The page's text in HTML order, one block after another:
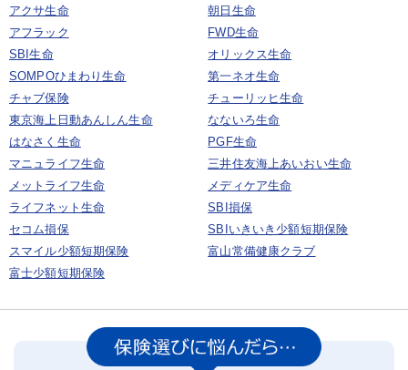
アクサ生命
朝日生命
アフラック
FWD生命
SBI生命
オリックス生命
SOMPOひまわり生命
第一ネオ生命
チャブ保険
チューリッヒ生命
東京海上日動あんしん生命
なないろ生命
はなさく生命
PGF生命
マニュライフ生命
三井住友海上あいおい生命
メットライフ生命
メディケア生命
ライフネット生命
SBI損保
セコム損保
SBIいきいき少額短期保険
スマイル少額短期保険
富山常備健康クラブ
富士少額短期保険